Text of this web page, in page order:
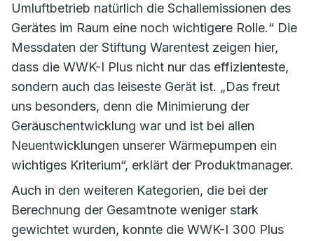
Umluftbetrieb natürlich die Schallemissionen des
Gerätes im Raum eine noch wichtigere Rolle.“ Die
Messdaten der Stiftung Warentest zeigen hier,
dass die WWK-I Plus nicht nur das effizienteste,
sondern auch das leiseste Gerät ist. „Das freut
uns besonders, denn die Minimierung der
Geräuschentwicklung war und ist bei allen
Neuentwicklungen unserer Wärmepumpen ein
wichtiges Kriterium“, erklärt der Produktmanager.
Auch in den weiteren Kategorien, die bei der
Berechnung der Gesamtnote weniger stark
gewichtet wurden, konnte die WWK-I 300 Plus